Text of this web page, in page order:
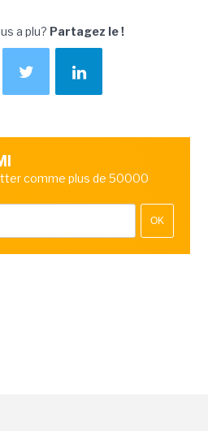
a plu? Partagez le !
comme plus de 50000
OK